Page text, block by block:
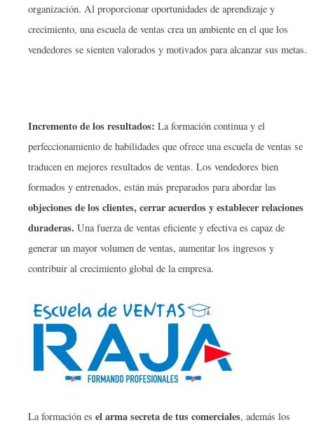
organización. Al proporcionar oportunidades de aprendizaje y
crecimiento, una escuela de ventas crea un ambiente en el que los
vendedores se sienten valorados y motivados para alcanzar sus metas.
Incremento de los resultados: La formación continua y el
perfeccionamiento de habilidades que ofrece una escuela de ventas se
traducen en mejores resultados de ventas. Los vendedores bien
formados y entrenados, están más preparados para abordar las
objeciones de los clientes, cerraracuerdos y establecer relaciones
duraderas. Una fuerza de ventas eficiente y efectiva es capaz de
generar un mayor volumen de ventas, aumentar los ingresos y
contribuir al crecimiento global de la empresa.
La formación es el arma secreta de tus comerciales, además los